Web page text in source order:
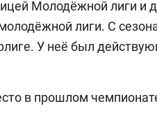
Молодёжной лиги и
лиги. С
У неё был
в прошлом